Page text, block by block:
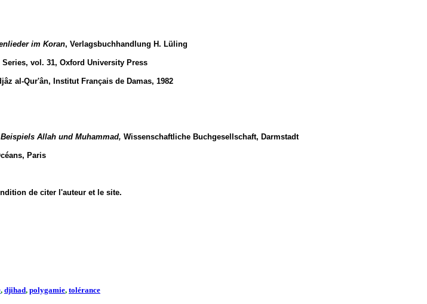
im Koran, Verlagsbuchhandlung H. Lüling
vol. 31, Oxford University Press
al-Qur'ân, Institut Français de Damas, 1982
Allah und Muhammad, Wissenschaftliche Buchgesellschaft, Darmstadt
Paris
de citer l'auteur et le site.
, djihad, polygamie, tolérance